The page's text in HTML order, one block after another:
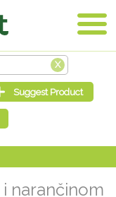
narančinom